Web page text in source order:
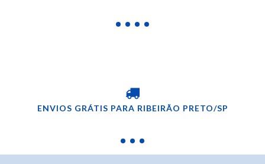
ENVIOS GRÁTIS PARA RIBEIRÃO PRETO/SP